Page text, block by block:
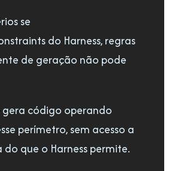
se
do Harness, regras
de geração não pode
código operando
perímetro, sem acesso a
que o Harness permite.